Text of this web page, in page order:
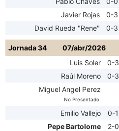
Javier Rojas
0-3
David Rueda "Rene"
0-3
Jornada 34
07/abr/2026
Luis Soler
0-3
Raúl Moreno
0-3
Miguel Angel Perez
No Presentado
Emilio Vallejo 0-1
Pepe Bartolome
2-0